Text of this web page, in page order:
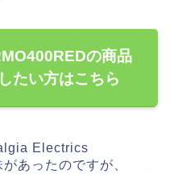
の商品
たい方はこちら
Electrics
あったのですが、